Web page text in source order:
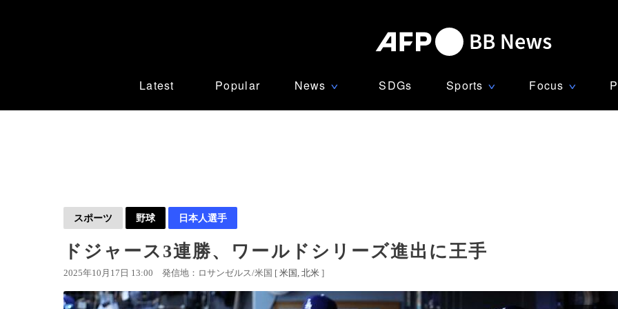
Latest Popular News ∨ SDGs Sports ∨ Focus ∨
スポーツ 野球 日本人選手
ドジャース3連勝、ワールドシリーズ進出に王手
2025年10月17日 13:00 発信地：ロサンゼルス/米国 [ 米国 北米 ]